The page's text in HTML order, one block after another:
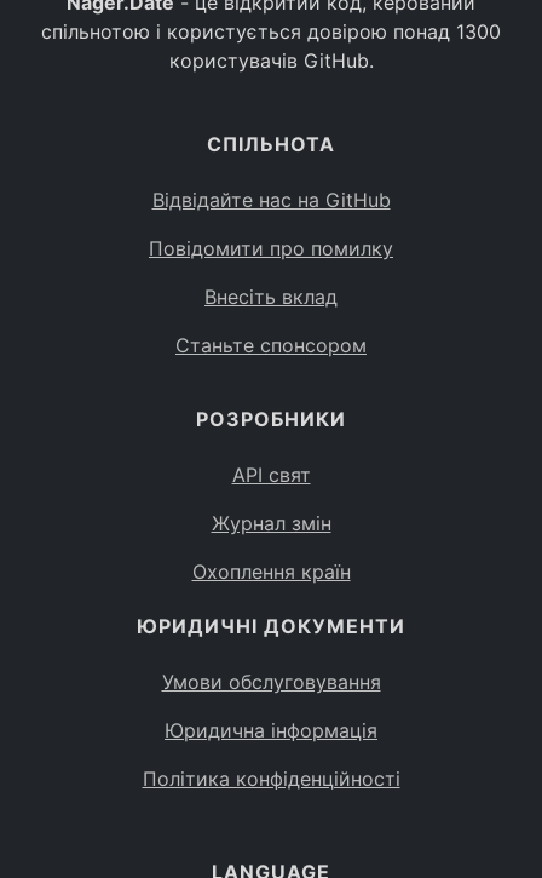
спільнотою і користується довірою понад 1300
користувачів GitHub.
СПІЛЬНОТА
Відвідайте нас на GitHub
Повідомити про помилку
Внесіть вклад
Станьте спонсором
РОЗРОБНИКИ
API свят
Журнал змін
Охоплення країн
ЮРИДИЧНІ ДОКУМЕНТИ
Умови обслуговування
Юридична інформація
Політика конфіденційності
LANGUAGE